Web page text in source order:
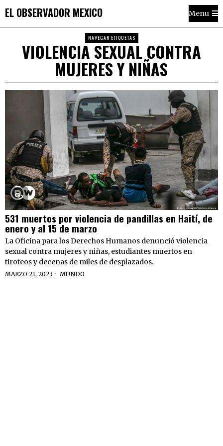
EL OBSERVADOR MEXICO Menu
NAVEGAR ETIQUETAS
VIOLENCIA SEXUAL CONTRA
MUJERES Y NIÑAS
531 muertos por violencia de pandillas en Haití, de
enero y al 15 de marzo
La Oficina para los Derechos Humanos denunció violencia
sexual contra mujeres y niñas, estudiantes muertos en
tiroteos y decenas de miles de desplazados.
MARZO 21, 2023 MUNDO